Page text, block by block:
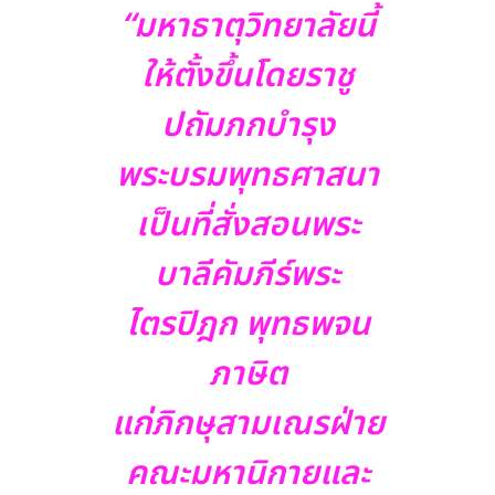
“มหาธาตุวิทยาลัยนี้
ให้ตั้งขึ้นโดยราชู
ปถัมภกบำรุง
พระบรมพุทธศาสนา
เป็นที่สั่งสอนพระ
บาลีคัมภีร์พระ
ไตรปิฎก พุทธพจน
ภาษิต
แก่ภิกษุสามเณรฝ่าย
คณะมหานิกายและ